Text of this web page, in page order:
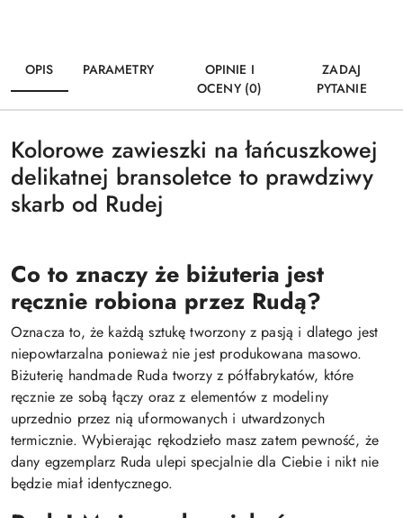
OPIS PARAMETRY
OPINIE I
OCENY (0)
ZADAJ
PYTANIE
Kolorowe zawieszki na łańcuszkowej
delikatnej bransoletce to prawdziwy
skarb od Rudej
Co to znaczy że biżuteria jest
ręcznie robiona przez Rudą?
Oznacza to, że każdą sztukę tworzony z pasją i dlatego jest
niepowtarzalna ponieważ nie jest produkowana masowo.
Biżuterię handmade Ruda tworzy z półfabrykatów, które
ręcznie ze sobą łączy oraz z elementów z modeliny
uprzednio przez nią uformowanych i utwardzonych
termicznie. Wybierając rękodzieło masz zatem pewność, że
dany egzemplarz Ruda ulepi specjalnie dla Ciebie i nikt nie
będzie miał identycznego.